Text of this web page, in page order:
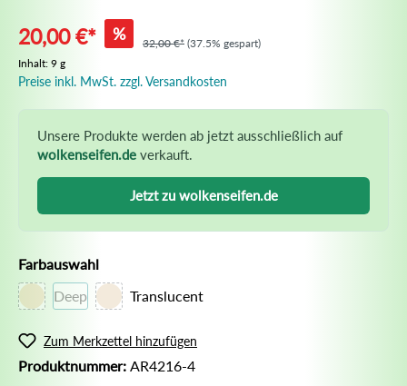
20,00 €* % 32,00 €* (37.5% gespart)
Inhalt: 9 g
Preise inkl. MwSt. zzgl. Versandkosten
Unsere Produkte werden ab jetzt ausschließlich auf
wolkenseifen.de verkauft.
Jetzt zu wolkenseifen.de
Farbauswahl
Deep
Translucent
Zum Merkzettel hinzufügen
Produktnummer: AR4216-4